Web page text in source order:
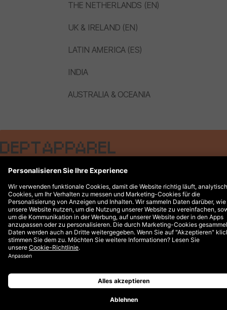
THE NETHERLANDS (EN)
UK & IRELAND (EN)
LATIN AMERICA (ES)
INDIA
AUSTRALIA & OCEANIA
Rechtliche Hinweise © 2026 DEPT